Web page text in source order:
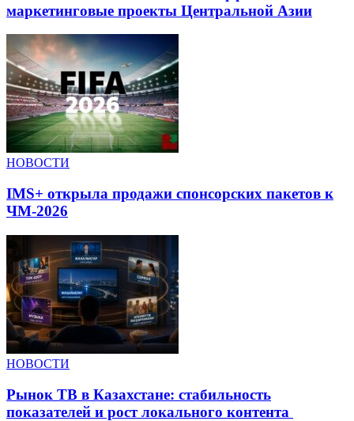
маркетинговые проекты Центральной Азии
НОВОСТИ
IMS+ открыла продажи спонсорских пакетов к
ЧМ-2026
НОВОСТИ
Рынок ТВ в Казахстане: стабильность
показателей и рост локального контента